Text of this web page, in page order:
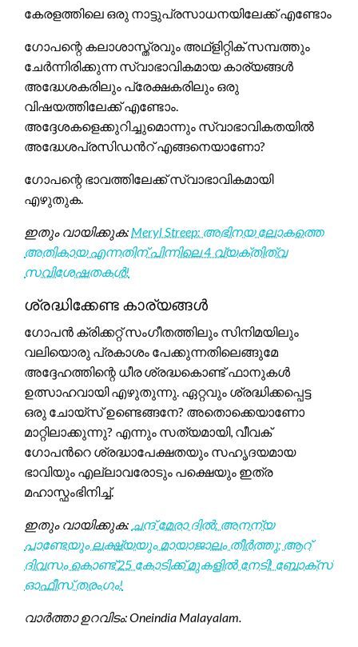
കേരളത്തിലെ ഒരു നാട്ടുപ്രസാധനയിലേക്ക് എണ്ടോം
ഗോപന്റെ കലാശാസ്ത്രവും അഥ്‌ളിറ്റിക് സമ്പത്തും
ചേർന്നിരിക്കുന്ന സ്വാഭാവികമായ കാര്യങ്ങൾ
അദ്ധേശകരിലും പ്രേക്ഷകരിലും ഒരു
വിഷയത്തിലേക്ക് എണ്ടോം.
അദ്ദേശകളെക്കുറിച്ചുമൊന്നും സ്വാഭാവികതയിൽ
അദ്ധേശപ്രസിഡൻറ് എങ്ങനെയാണോ?
ഗോപന്റെ ഭാവത്തിലേക്ക് സ്വാഭാവികമായി
എഴുതുക.
ഇതും വായിക്കുക: Meryl Streep: അഭിനയ ലോകത്തെ
അതികായ എന്നതിന് പിന്നിലെ 4 വ്യക്തിത്വ
സവിശേഷതകൾ!
ശ്രദ്ധിക്കേണ്ട കാര്യങ്ങൾ
ഗോപന്‍ ക്രിക്കറ്റ് സംഗീതത്തിലും സിനിമയിലും
വലിയൊരു പ്രകാശം പേക്കുന്നതിലെങ്ങുമേ
അദ്ദേഹത്തിന്റെ ധീര ശ്രദ്ധകൊണ്ട് ഫാനുകൾ
ഉത്സാഹവായി എഴുതുന്നു. ഏറ്റവും ശ്രദ്ധിക്കപ്പെട്ട
ഒരു ചോയ്സ് ഉണ്ടെങ്ങനേ? അതൊക്കെയാണോ
മാറ്റിലാക്കുന്നു? എന്നും സത്യമായി, വീവക്
ഗോപന്‍റെ ശ്രദ്ധാപേക്ഷതയും സഹൃദയമായ
ഭാവിയും എല്ലാവരോടും പക്ഷെയും ഇത്ര
മഹാസ്ഫംഭിനിച്ച്.
ഇതും വായിക്കുക: ചന്ദ് മേരാ ദിൽ: അനന്യ
പാണ്ടേയും ലക്ഷ്യയും മായാജാലം തീർത്തു; ആറ്
ദിവസം കൊണ്ട് 25 കോടിക്ക് മുകളിൽ നേടി! ബോക്സ്
ഓഫീസ് തരംഗം!
വാർത്താ ഉറവിടം: Oneindia Malayalam.